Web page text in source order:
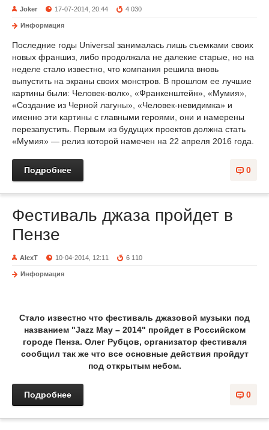
Joker 17-07-2014, 20:44 4 030
Информация
Последние годы Universal занималась лишь съемками своих
новых франшиз, либо продолжала не далекие старые, но на
неделе стало известно, что компания решила вновь
выпустить на экраны своих монстров. В прошлом ее лучшие
картины были: Человек-волк», «Франкенштейн», «Мумия»,
«Создание из Черной лагуны», «Человек-невидимка» и
именно эти картины с главными героями, они и намерены
перезапустить. Первым из будущих проектов должна стать
«Мумия» — релиз которой намечен на 22 апреля 2016 года.
0
Подробнее
Фестиваль джаза пройдет в
Пензе
AlexT 10-04-2014, 12:11 6 110
Информация
Стало известно что фестиваль джазовой музыки под
названием "Jazz May – 2014" пройдет в Российском
городе Пенза. Олег Рубцов, организатор фестиваля
сообщил так же что все основные действия пройдут
под открытым небом.
0
Подробнее